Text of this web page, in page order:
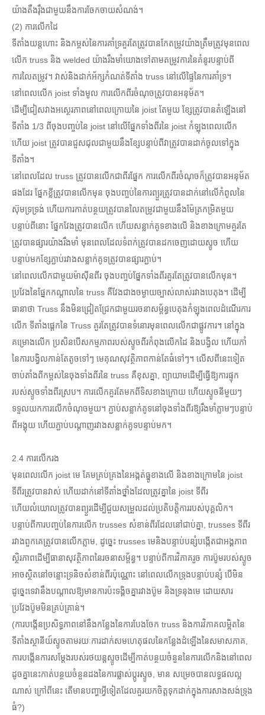
យ៉ាងតឹងរ៉ឹងជាមួយនឹងការចែកចាយសំណង់។
(2) ការលើកដៃ
ទីតាំងយន្តហោះ និងកម្ពស់នៃការគាំទ្រគួរតែត្រូវបានកែតម្រូវយ៉ាងត្រឹមត្រូវមុនពេល
លើក truss និង welded យ៉ាងរឹងមាំយោងទៅតាមតម្រូវការនៃគំនូរបន្ទាប់ពី
ការលៃតម្រូវ។ វាស់និងដាក់អ័ក្សកំណត់ទីតាំង truss នៅលើផ្ទៃនៃការគាំទ្រ។
នៅពេលលើក joist ទាំងមូល ការលើកពីរចំណុចត្រូវបានអនុម័ត។
ដើម្បីជៀសវាងអស្ថេរភាពនៅពេលក្រោយនៃ joist តែមួយ ខ្សែត្រូវបានតំឡើងនៅ
ទីតាំង 1/3 ពីចុងបញ្ចប់នៃ joist នៅលើផ្នែកទាំងពីរនៃ joist កំឡុងពេលលើក
ហើយ joist ត្រូវបានជួសជុលជាមួយនឹងខ្សែបន្ទាប់ពីវាត្រូវបានដាក់ចូលទៅក្នុង
ទីតាំង។
នៅពេលដែល truss ត្រូវបានលើកជាពីរផ្នែក ការលើកពីរចំណុចក៏ត្រូវបានអនុម័ត
ផងដែរ ផ្នែកខ្លីត្រូវបានលើកមុន ចុងបញ្ចប់នៃការព្យួរត្រូវបានដាក់នៅលើកំពូលនៃ
ស៊ុមទ្រទ្រង់ ហើយការកាត់បន្ថយត្រូវបានលៃតម្រូវជាមួយនឹងម៉ែត្រកម្រិតមួយ
បន្ទាប់ពីនោះ ផ្នែកវែងត្រូវបានលើក ហើយសន្លាក់គូទខាងលើ និងខាងក្រោមគួរតែ
ត្រូវបានផ្សារយ៉ាងរឹងមាំ មុនពេលដែលទំពក់ត្រូវបានដកចេញដោយស្ទូច ហើយ
បន្ទាប់មកខ្សែភ្ជាប់រវាងសន្លាក់គូទត្រូវបានផ្សារភ្ជាប់។
នៅពេលលើកជាមួយម៉ាស៊ីនពីរ ចុងបញ្ចប់ផ្នែកទាំងពីរគួរតែត្រូវបានលើកមុន។
ប្រវែងនៃផ្នែកកណ្តាលនៃ truss គឺវែងជាងចម្ងាយច្បាស់លាស់រវាងបេតុង។ ដើម្បី
ធានាថា Truss នឹងមិនជ្រៀតជ្រែកជាមួយរចនាសម្ព័ន្ធបេតុងកំឡុងពេលដំណើរការ
លើក ទីតាំងផ្ដេកនៃ Truss គួរតែត្រូវបានទំនោរមុនពេលលើកជាផ្លូវការ។ នៅក្នុង
គម្រោងលើក ប្រសិនបើសកម្មភាពរបស់ស្ទូចពីរកំពុងលើកដៃ និងបង្វិល ហើយកាំ
នៃការបង្វិលកាន់តែតូចទៅៗ មេគុណសុវត្ថិភាពកាន់តែធំទៅៗ។ លើសពីនេះទៀត
ចាប់តាំងពីកម្ពស់នៃចុងទាំងពីរនៃ truss គឺខុសគ្នា, ព្យាយាមដើម្បីធ្វើឱ្យការផ្ទុក
របស់ស្ទូចទាំងពីរស្រប។ ការលើកគួរតែមកពីទិសខាងក្រោយ ហើយស្ទូចនីមួយៗ
ទទួលយកការលើកចំណុចមួយ។ ភ្ជាប់​សន្លាក់​គូទ​នៅ​ចុង​ទាំងពីរ​ឱ្យ​រឹងមាំ​ភ្លាមៗ​បន្ទាប់​
ពី​អង្គុយ ហើយ​ភ្ជាប់​បណ្តាញ​រវាង​សន្លាក់​គូទ​បន្ទាប់​មក។
2.4 ការលើករង
មុនពេលលើក joist មេ គែមគ្រប់គ្រងនៃអង្កត់ធ្នូខាងលើ និងខាងក្រោមនៃ joist
ទីពីរត្រូវបានវាស់ ហើយដាក់នៅទីតាំងថ្នាំងដែលត្រូវគ្នានៃ joist ទីពីរ
ហើយលំយោលត្រូវបានព្យួរដើម្បីជួយសម្រួលដល់ប្រតិបត្តិការរបស់បុគ្គលិក។
បន្ទាប់ពីការបញ្ចប់នៃការលើក trusses សំខាន់ពីរដែលនៅជាប់គ្នា, trusses ទីពីរ
រវាងពួកគេត្រូវបានលើកភ្លាម, ដូច្នេះ trusses មេនិងបន្ទាប់បន្សំបង្កើតជាអង្គភាព
ស្ថិរភាពដើម្បីធានាសុវត្ថិភាពនៃរចនាសម្ព័ន្ធ។ បន្ទាប់ពីការវិភាគរួច ការប៊ូមរបស់ស្ទូច
អាចស្ថិតនៅចន្លោះទ្រនិចសំខាន់ពីរប៉ុណ្ណោះ នៅពេលលើកទ្រុងបន្ទាប់បន្សំ បើមិន
ដូច្នេះទេវានឹងបណ្តាលឱ្យមានការប៉ះទង្គិចគ្នារវាងប៊ូម និងទ្រនុងមេ ដោយសារ
ប្រវែងប៊ូមមិនគ្រប់គ្រាន់។
(ការបង្កើនប្រសិទ្ធភាពនៅនឹងកន្លែងនៃការបែងចែក truss និងការវិភាគលម្អិតនៃ
ទីតាំងស្ថានីយ៍ស្ទូចតាមរយៈការដាក់សមហេតុផលនៃកន្លែងដំឡើងនៃសមាសភាគ,
ការបង្កើនការសម្តែងរបស់រថយន្តស្ទូចដើម្បីកាត់បន្ថយចំនួននៃការលើកនិងនៅពេល
ដូចគ្នានេះកាត់បន្ថយចំនួនដងនៃការផ្លាស់ប្តូរស្ទូច, មាន សម្រេចបានលទ្ធផលល្អ
ណាស់ ក្រៅពីនេះ តើមានបញ្ហាអ្វីទៀតដែលគួរយកចិត្តទុកដាក់ក្នុងការសាងសង់ទ្រុង
ធំ?)